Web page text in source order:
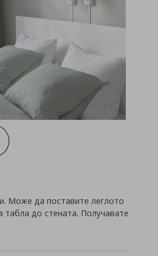
Може да поставите леглото
табла до стената. Получавате